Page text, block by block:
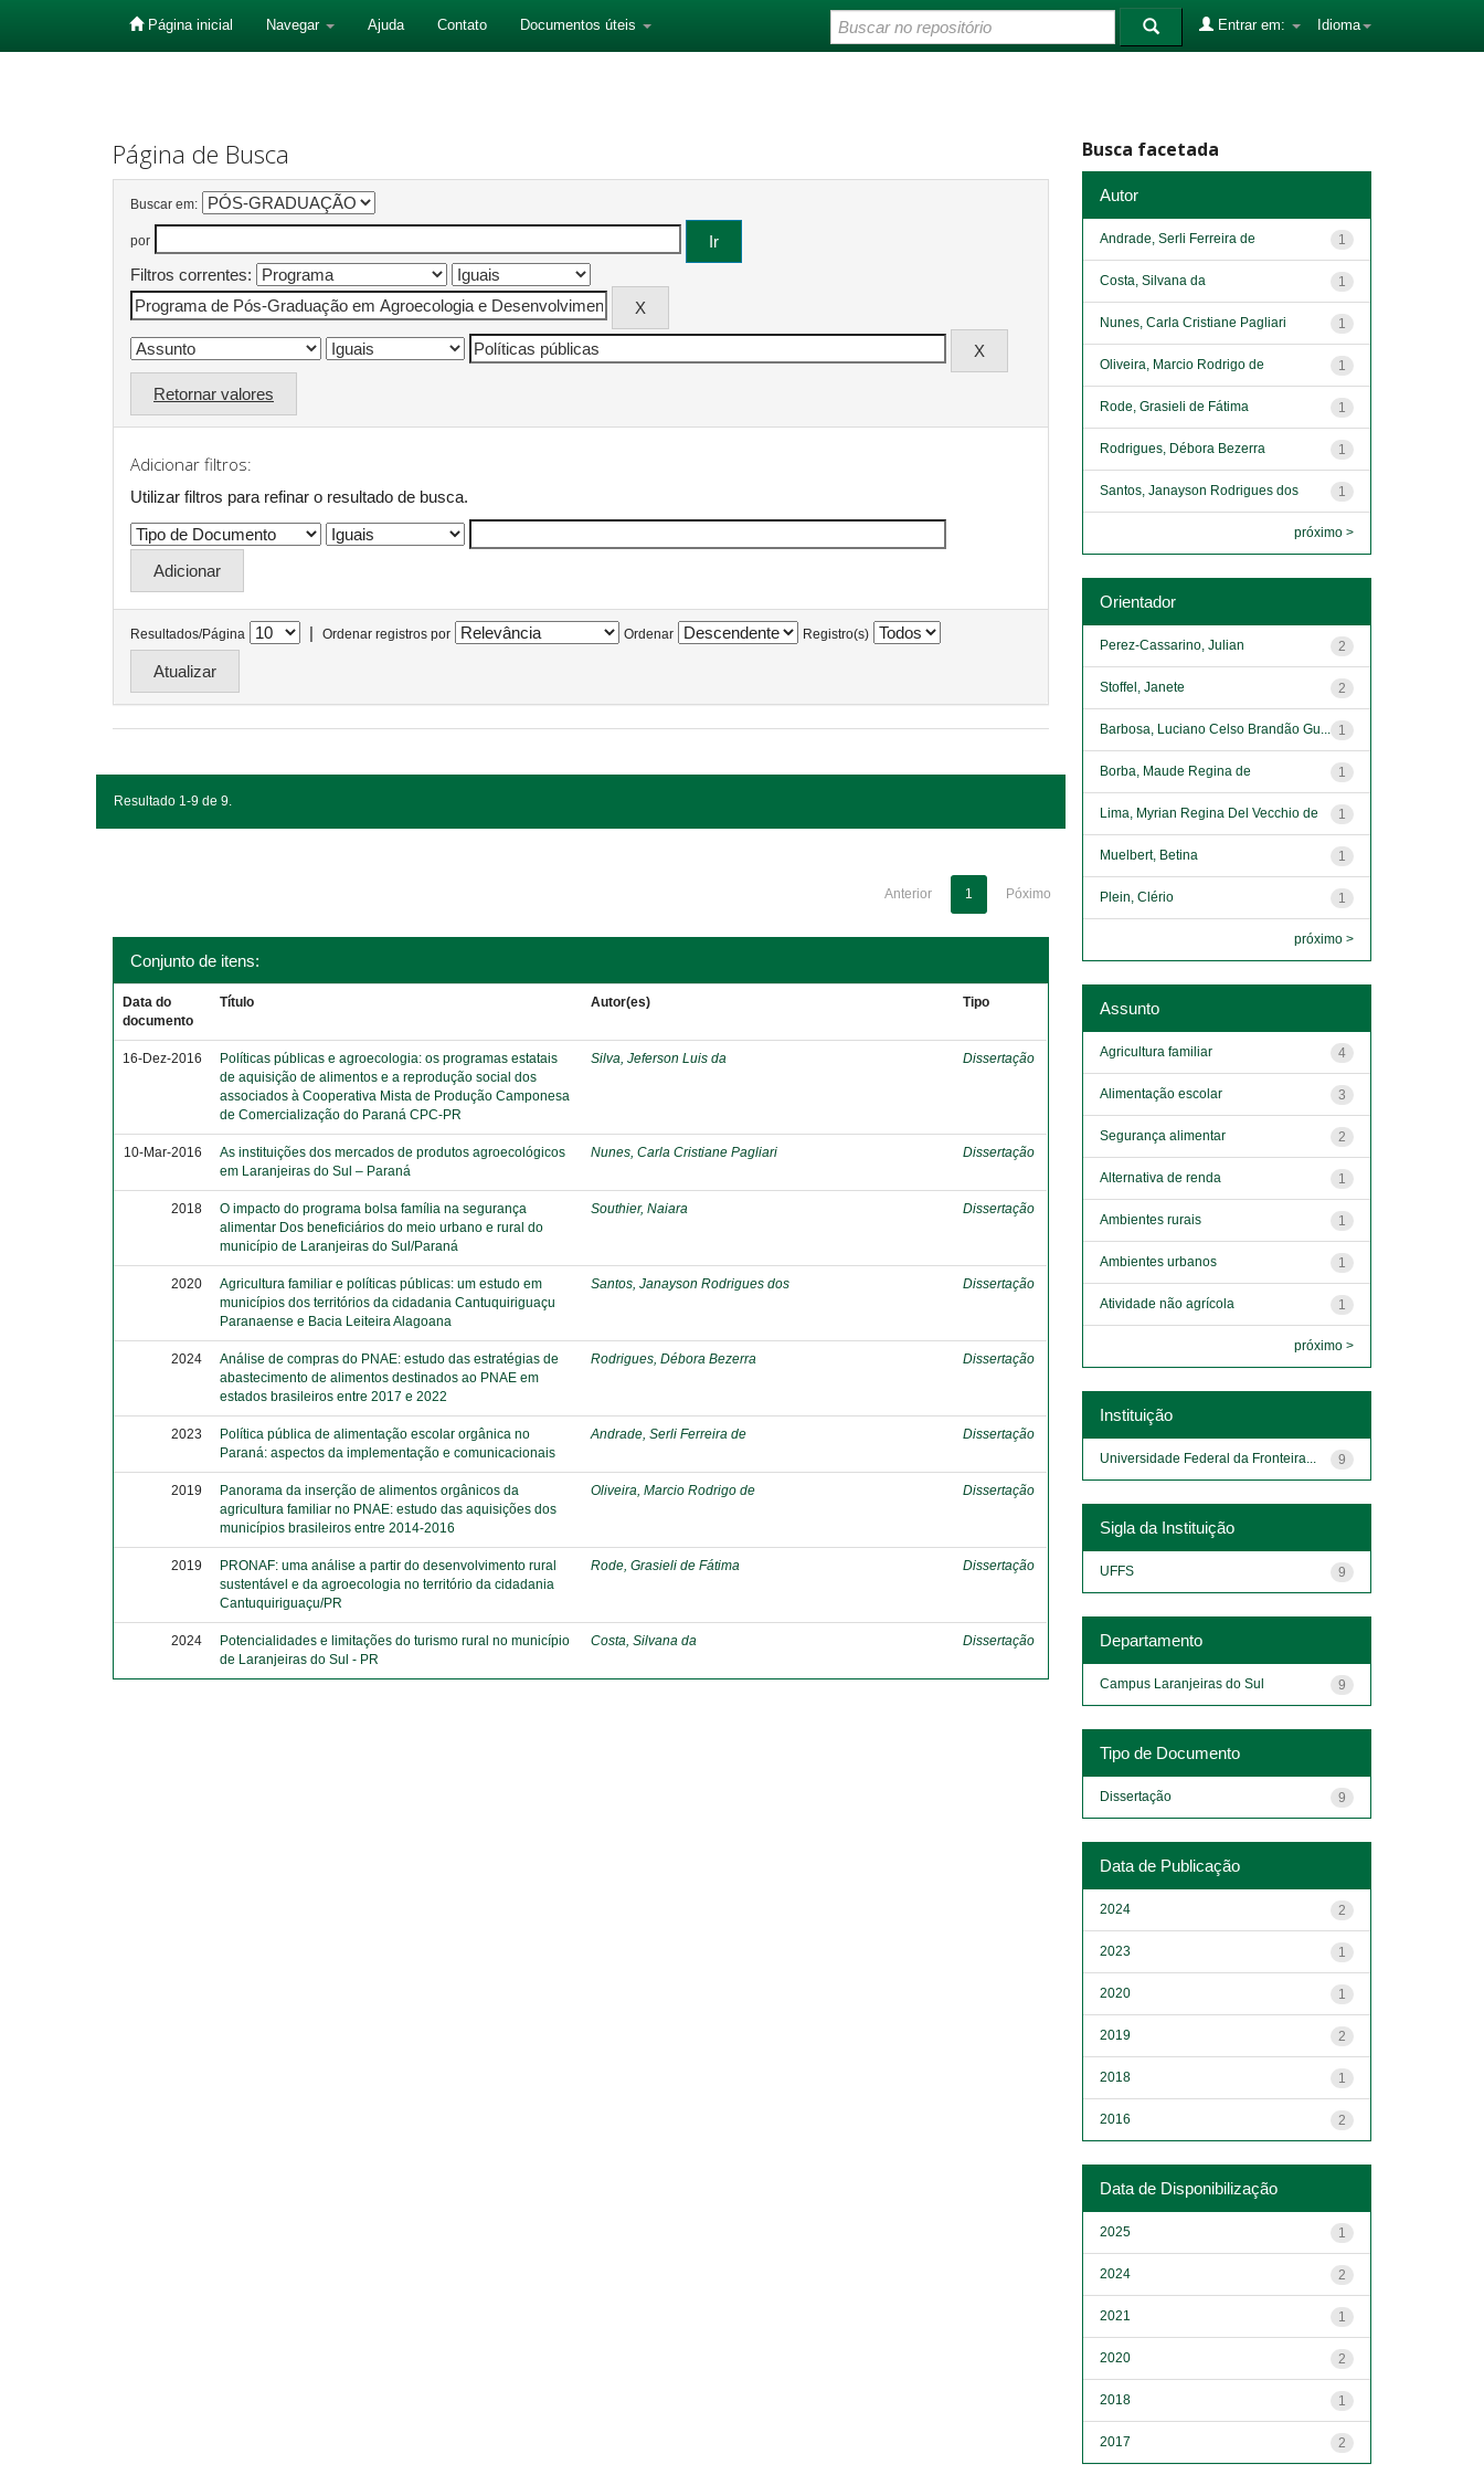
Página inicial Navegar Ajuda Contato Documentos úteis Idioma
Entrar em:
Página de Busca
Buscar em:
por
Filtros correntes:
Retornar valores
Adicionar filtros:
Utilizar filtros para refinar o resultado de busca.
Resultados/Página | Ordenar registros por Ordenar Registro(s)
Resultado 1-9 de 9.
Anterior 1 Póximo
Conjunto de itens:
Data do
documento
Título Autor(es) Tipo
16-Dez-2016
Políticas públicas e agroecologia: os programas estatais
de aquisição de alimentos e a reprodução social dos
associados à Cooperativa Mista de Produção Camponesa
de Comercialização do Paraná CPC-PR
Silva, Jeferson Luis da Dissertação
10-Mar-2016
As instituições dos mercados de produtos agroecológicos
em Laranjeiras do Sul – Paraná
Nunes, Carla Cristiane Pagliari Dissertação
2018
O impacto do programa bolsa família na segurança
alimentar Dos beneficiários do meio urbano e rural do
município de Laranjeiras do Sul/Paraná
Southier, Naiara Dissertação
2020
Agricultura familiar e políticas públicas: um estudo em
municípios dos territórios da cidadania Cantuquiriguaçu
Paranaense e Bacia Leiteira Alagoana
Santos, Janayson Rodrigues dos Dissertação
2024
Análise de compras do PNAE: estudo das estratégias de
abastecimento de alimentos destinados ao PNAE em
estados brasileiros entre 2017 e 2022
Rodrigues, Débora Bezerra Dissertação
2023
Política pública de alimentação escolar orgânica no
Paraná: aspectos da implementação e comunicacionais
Andrade, Serli Ferreira de Dissertação
2019
Panorama da inserção de alimentos orgânicos da
agricultura familiar no PNAE: estudo das aquisições dos
municípios brasileiros entre 2014-2016
Oliveira, Marcio Rodrigo de Dissertação
2019
PRONAF: uma análise a partir do desenvolvimento rural
sustentável e da agroecologia no território da cidadania
Cantuquiriguaçu/PR
Rode, Grasieli de Fátima Dissertação
2024
Potencialidades e limitações do turismo rural no município
de Laranjeiras do Sul - PR
Costa, Silvana da Dissertação
Busca facetada
Autor
1
Andrade, Serli Ferreira de
1
Costa, Silvana da
1
Nunes, Carla Cristiane Pagliari
1
Oliveira, Marcio Rodrigo de
1
Rode, Grasieli de Fátima
1
Rodrigues, Débora Bezerra
1
Santos, Janayson Rodrigues dos
próximo >
Orientador
2
Perez-Cassarino, Julian
2
Stoffel, Janete
1
Barbosa, Luciano Celso Brandão Gu...
1
Borba, Maude Regina de
1
Lima, Myrian Regina Del Vecchio de
1
Muelbert, Betina
1
Plein, Clério
próximo >
Assunto
4
Agricultura familiar
3
Alimentação escolar
2
Segurança alimentar
1
Alternativa de renda
1
Ambientes rurais
1
Ambientes urbanos
1
Atividade não agrícola
próximo >
Instituição
9
Universidade Federal da Fronteira...
Sigla da Instituição
9
UFFS
Departamento
9
Campus Laranjeiras do Sul
Tipo de Documento
9
Dissertação
Data de Publicação
2
2024
1
2023
1
2020
2
2019
1
2018
2
2016
Data de Disponibilização
1
2025
2
2024
1
2021
2
2020
1
2018
2
2017